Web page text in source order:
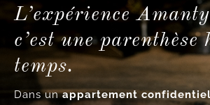
L’expérience
c’est une parenthèse
temps.
Dans unappartement confidentiel